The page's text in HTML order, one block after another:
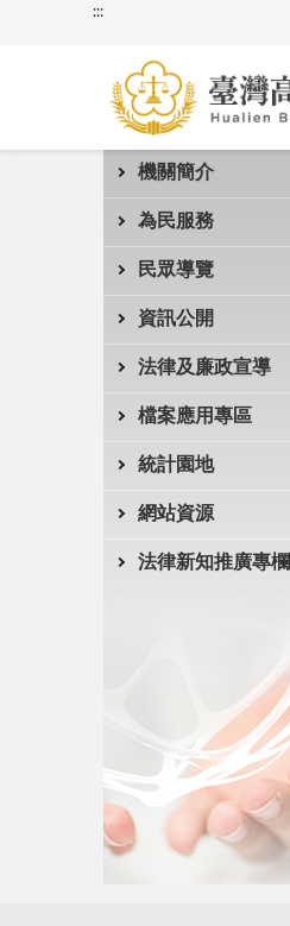
:::
機關簡介
為民服務
民眾導覽
資訊公開
法律及廉政宣導
檔案應用專區
統計園地
網站資源
法律新知推廣專欄